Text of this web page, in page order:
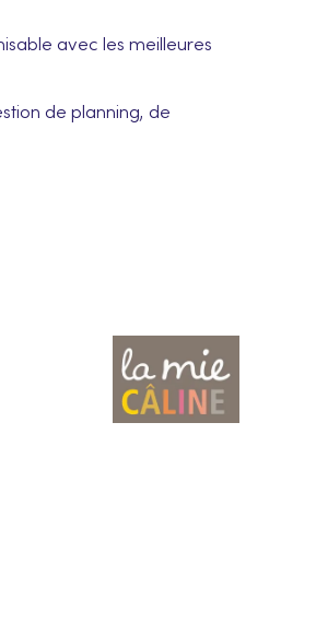
avec les meilleures
de planning, de